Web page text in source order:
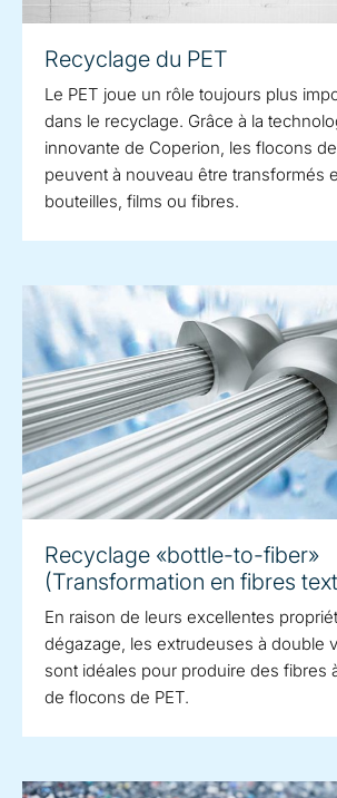
Recyclage du PET
Le PET joue un rôle toujours plus
dans le recyclage. Grâce à la
innovante de Coperion, les flocons
peuvent à nouveau être transformés
bouteilles, films ou fibres.
Recyclage «bottle-to-fiber»
(Transformation en fibres
En raison de leurs excellentes
dégazage, les extrudeuses à double
sont idéales pour produire des fibres
de flocons de PET.